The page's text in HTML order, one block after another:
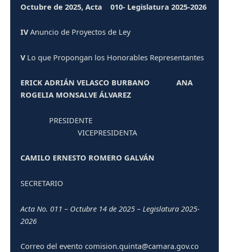
Octubre de 2025, Acta 010- Legislatura 2025-2026
IVAnuncio de Proyectos de Ley
V Lo que Propongan los Honorables Representantes
ERICK ADRIÁN VELASCO BURBANO
ANA
ROGELIA MONSALVE ÁLVAREZ
PRESIDENTE
VICEPRESIDENTA
CAMILO ERNESTO ROMERO GALVÁN
SECRETARIO
Acta No. 011 – Octubre 14 de 2025 – Legislatura 2025-
2026
Correo del evento comision.quinta@camara.gov.co